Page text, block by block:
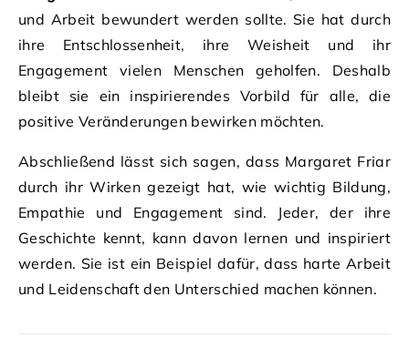
und Arbeit bewundert werden sollte. Sie hat durch
ihre Entschlossenheit, ihre Weisheit und ihr
Engagement vielen Menschen geholfen. Deshalb
bleibt sie ein inspirierendes Vorbild für alle, die
positive Veränderungen bewirken möchten.
Abschließend lässt sich sagen, dass Margaret Friar
durch ihr Wirken gezeigt hat, wie wichtig Bildung,
Empathie und Engagement sind. Jeder, der ihre
Geschichte kennt, kann davon lernen und inspiriert
werden. Sie ist ein Beispiel dafür, dass harte Arbeit
und Leidenschaft den Unterschied machen können.